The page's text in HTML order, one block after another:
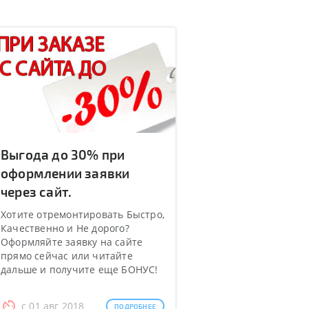
Выгода до 30% при
оформлении заявки
через сайт.
Хотите отремонтировать Быстро,
Качественно и Не дорого?
Оформляйте заявку на сайте
прямо сейчас или читайте
дальше и получите еще БОНУС!
с 01 авг 2018 ПОДРОБНЕЕ